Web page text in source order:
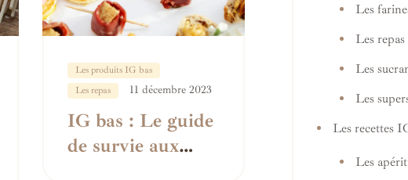
Les produits IG bas
Les repas
11 décembre 2023
IG bas : Le guide
de survie aux
Les
Les repas
Les
Les
Les recettes
Les